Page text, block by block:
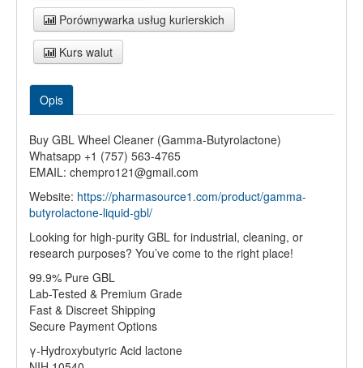
Porównywarka usług kurierskich
Kurs walut
Opis
Buy GBL Wheel Cleaner (Gamma-Butyrolactone)
Whatsapp +1 (757) 563-4765
EMAIL: chempro121@gmail.com
Website: https://pharmasource1.com/product/gamma-
butyrolactone-liquid-gbl/
Looking for high-purity GBL for industrial, cleaning, or
research purposes? You’ve come to the right place!
99.9% Pure GBL
Lab-Tested & Premium Grade
Fast & Discreet Shipping
Secure Payment Options
γ-Hydroxybutyric Acid lactone